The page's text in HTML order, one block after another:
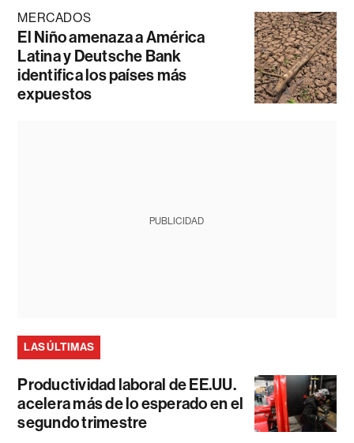
MERCADOS
El Niño amenaza a América
Latina y Deutsche Bank
identifica los países más
expuestos
PUBLICIDAD
LAS ÚLTIMAS
Productividad laboral de EE.UU.
acelera más de lo esperado en el
segundo trimestre